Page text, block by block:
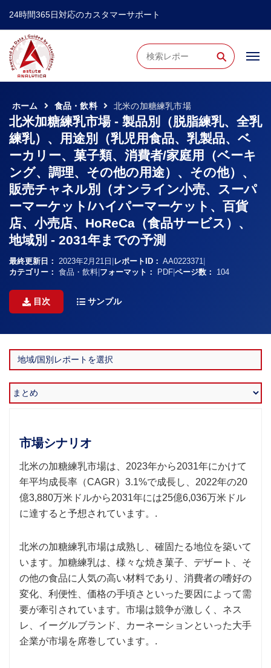
24時間365日対応のカスタマーサポート
⚲
ホーム 食品・飲料 北米の加糖練乳市場
北米加糖練乳市場 - 製品別（脱脂練乳、全乳
練乳）、用途別（乳児用食品、乳製品、ベ
ーカリー、菓子類、消費者/家庭用（ベーキ
ング、調理、その他の用途）、その他）、
販売チャネル別（オンライン小売、スーパ
ーマーケット/ハイパーマーケット、百貨
店、小売店、HoReCa（食品サービス）、
地域別 - 2031年までの予測
最終更新日： 2023年2月21日 レポートID： AA0223371
カテゴリー：
食品・飲料 フォーマット： PDF ページ数： 104
目次 サンプル
市場シナリオ
北米の加糖練乳市場は、2023年から2031年にかけて
年平均成長率（CAGR）3.1%で成長し、2022年の20
億3,880万米ドルから2031年には25億6,036万米ドル
に達すると予想されています。.
北米の加糖練乳市場は成熟し、確固たる地位を築いて
います。加糖練乳は、様々な焼き菓子、デザート、そ
の他の食品に人気の高い材料であり、消費者の嗜好の
変化、利便性、価格の手頃さといった要因によって需
要が牽引されています。市場は競争が激しく、ネス
レ、イーグルブランド、カーネーションといった大手
企業が市場を席巻しています。.